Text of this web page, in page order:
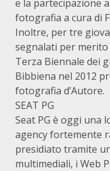
e la partecipazione
fotografia a cura di
Inoltre, per tre
segnalati per merito
Terza Biennale dei
Bibbiena nel 2012
fotografia d’Autore.
SEAT PG
Seat PG è oggi una
agency fortemente
presidiato tramite
multimediali, i Web